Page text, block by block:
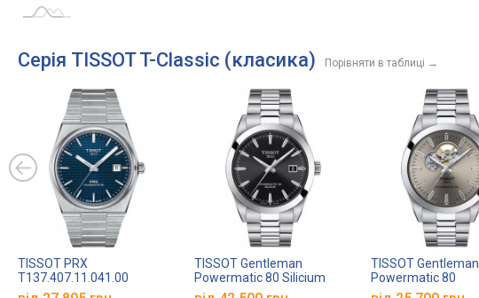
Серія TISSOT T-Classic (класика) Порівняти в таблиці →
TISSOT PRX
T137.407.11.041.00
TISSOT Gentleman
Powermatic 80 Silicium
T127.407.11.051.00
TISSOT Gentleman
Powermatic 80
T127.407.11.081.00